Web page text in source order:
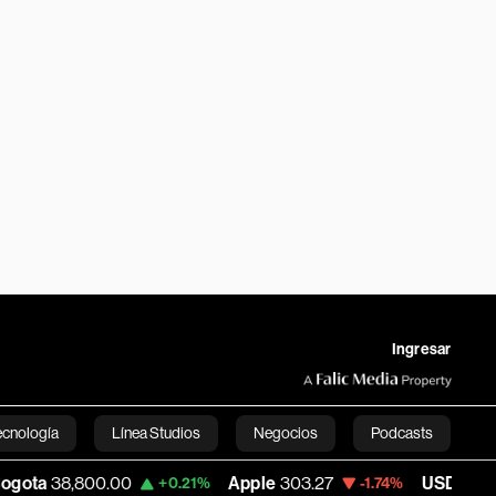
Ingresar
Línea Studios Negocios Podcasts
English
+0.21% Apple 303.27 -1.74% USD COP 3,232.96